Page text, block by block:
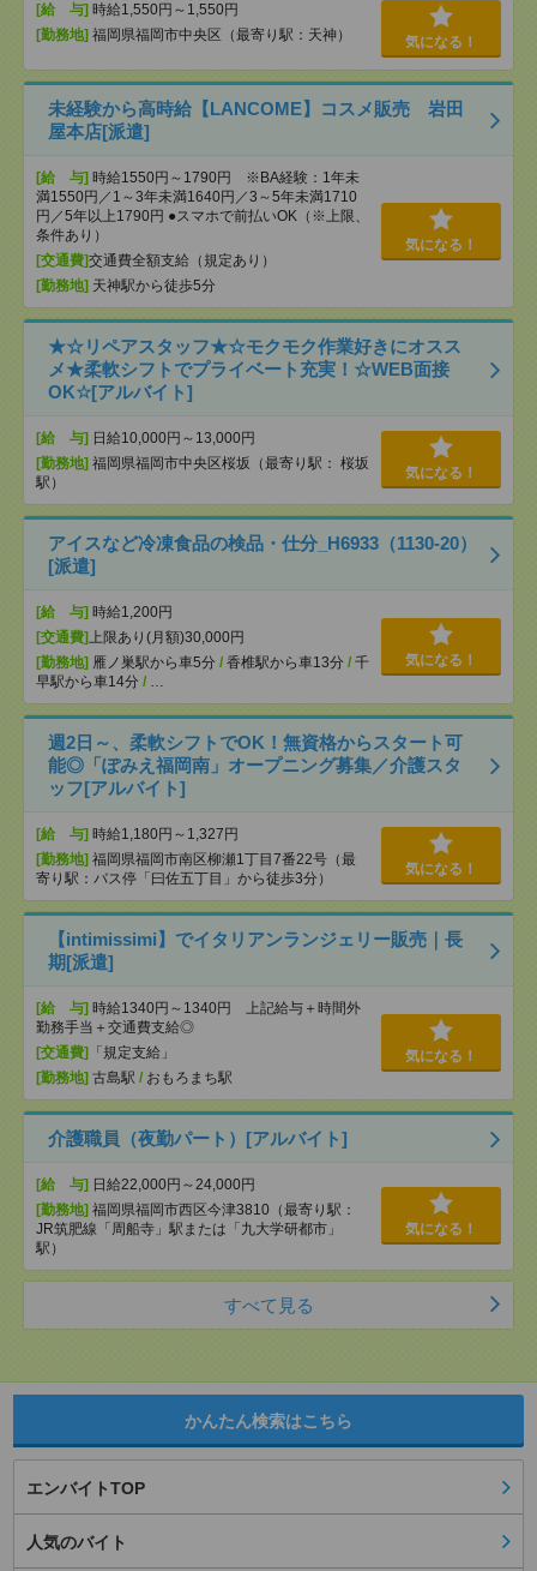
[給 与] 時給1,550円～1,550円
[勤務地] 福岡県福岡市中央区（最寄り駅：天神） 気になる！
未経験から高時給【LANCOME】コスメ販売 岩田
屋本店[派遣]
[給 与] 時給1550円～1790円 ※BA経験：1年未
満1550円／1～3年未満1640円／3～5年未満1710
円／5年以上1790円 ●スマホで前払いOK（※上限、
条件あり）
[交通費]交通費全額支給（規定あり）
[勤務地] 天神駅から徒歩5分
気になる！
★☆リペアスタッフ★☆モクモク作業好きにオスス
メ★柔軟シフトでプライベート充実！☆WEB面接
OK☆[アルバイト]
[給 与] 日給10,000円～13,000円
[勤務地] 福岡県福岡市中央区桜坂（最寄り駅： 桜坂
駅）
気になる！
アイスなど冷凍食品の検品・仕分_H6933（1130-20）
[派遣]
[給 与] 時給1,200円
[交通費] 上限あり(月額)30,000円
[勤務地] 雁ノ巣駅から車5分 / 香椎駅から車13分 / 千
早駅から車14分 / …
気になる！
週2日～、柔軟シフトでOK！無資格からスタート可
能◎「ぽみえ福岡南」オープニング募集／介護スタ
ッフ[アルバイト]
[給 与] 時給1,180円～1,327円
[勤務地] 福岡県福岡市南区柳瀬1丁目7番22号（最
寄り駅：バス停「曰佐五丁目」から徒歩3分）
気になる！
【intimissimi】でイタリアンランジェリー販売｜長
期[派遣]
[給 与] 時給1340円～1340円 上記給与＋時間外
勤務手当＋交通費支給◎
[交通費]
「規定支給」
[勤務地] 古島駅 / おもろまち駅
気になる！
介護職員（夜勤パート）[アルバイト]
[給 与] 日給22,000円～24,000円
[勤務地] 福岡県福岡市西区今津3810（最寄り駅：
JR筑肥線「周船寺」駅または「九大学研都市」
駅）
気になる！
すべて見る
かんたん検索はこちら
エンバイトTOP
人気のバイト